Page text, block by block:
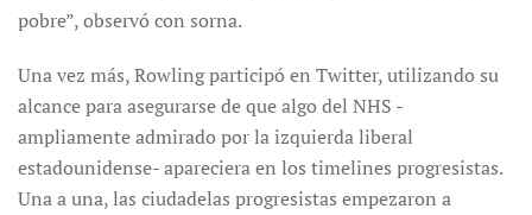
pobre”, observó con sorna.
Una vez más, Rowling participó en Twitter, utilizando su
alcance para asegurarse de que algo del NHS -
ampliamente admirado por la izquierda liberal
estadounidense- apareciera en los timelines progresistas.
Una a una, las ciudadelas progresistas empezaron a